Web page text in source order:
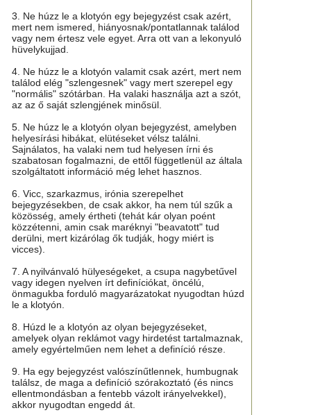
3. Ne húzz le a klotyón egy bejegyzést csak azért,
mert nem ismered, hiányosnak/pontatlannak találod
vagy nem értesz vele egyet. Arra ott van a lekonyuló
hüvelykujjad.
4. Ne húzz le a klotyón valamit csak azért, mert nem
találod elég "szlengesnek" vagy mert szerepel egy
"normális" szótárban. Ha valaki használja azt a szót,
az az ő saját szlengjének minősül.
5. Ne húzz le a klotyón olyan bejegyzést, amelyben
helyesírási hibákat, elütéseket vélsz találni.
Sajnálatos, ha valaki nem tud helyesen írni és
szabatosan fogalmazni, de ettől függetlenül az általa
szolgáltatott információ még lehet hasznos.
6. Vicc, szarkazmus, irónia szerepelhet
bejegyzésekben, de csak akkor, ha nem túl szűk a
közösség, amely értheti (tehát kár olyan poént
közzétenni, amin csak maréknyi "beavatott" tud
derülni, mert kizárólag ők tudják, hogy miért is
vicces).
7. A nyilvánvaló hülyeségeket, a csupa nagybetűvel
vagy idegen nyelven írt definíciókat, öncélú,
önmagukba forduló magyarázatokat nyugodtan húzd
le a klotyón.
8. Húzd le a klotyón az olyan bejegyzéseket,
amelyek olyan reklámot vagy hirdetést tartalmaznak,
amely egyértelműen nem lehet a definíció része.
9. Ha egy bejegyzést valószínűtlennek, humbugnak
találsz, de maga a definíció szórakoztató (és nincs
ellentmondásban a fentebb vázolt irányelvekkel),
akkor nyugodtan engedd át.